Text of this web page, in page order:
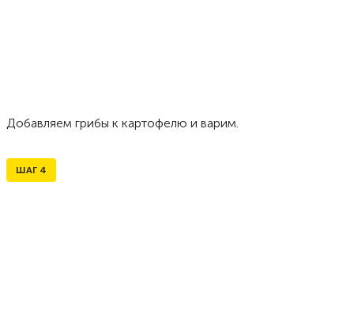
Добавляем грибы к картофелю и варим.
ШАГ 4